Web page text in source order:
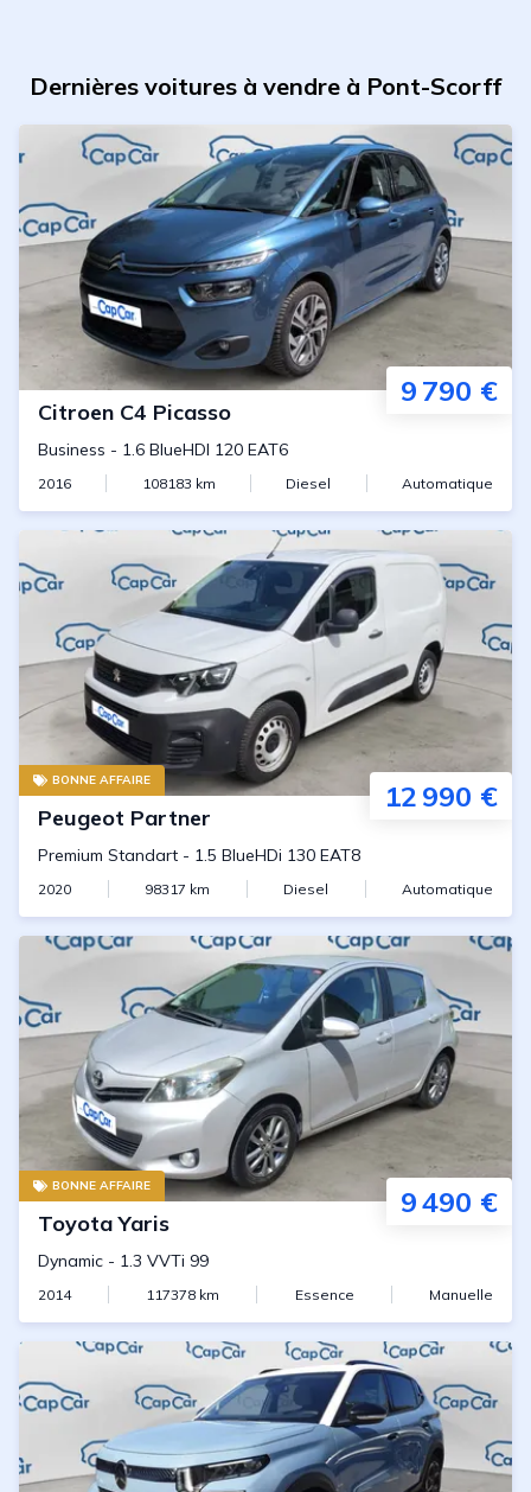
Dernières voitures à vendre à Pont-Scorff
9 790 €
Citroen C4 Picasso
Business - 1.6 BlueHDI 120 EAT6
2016 108183 km Diesel Automatique
BONNE AFFAIRE 12 990 €
Peugeot Partner
Premium Standart - 1.5 BlueHDi 130 EAT8
2020 98317 km Diesel Automatique
BONNE AFFAIRE 9 490 €
Toyota Yaris
Dynamic - 1.3 VVTi 99
2014 117378 km Essence Manuelle